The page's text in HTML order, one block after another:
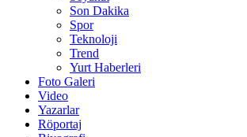
Son Dakika
Spor
Teknoloji
Trend
Yurt Haberleri
Foto Galeri
Video
Yazarlar
Röportaj